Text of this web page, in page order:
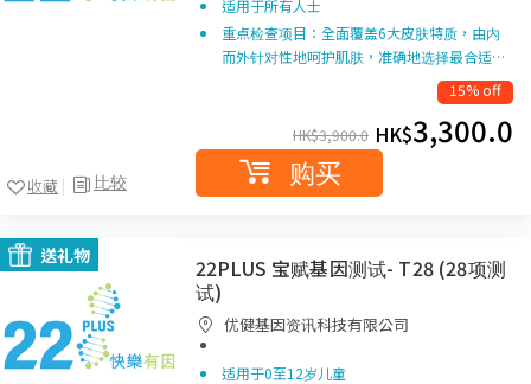
比较
收藏
适用于所有人士
重点检查项目：全面覆盖6大皮肤特质，由内
而外针对性地呵护肌肤，准确地选择最合适…
15% off
HK$3,900.0 HK$3,300.0
购买
送礼物
22PLUS 宝赋基因测试- T28 (28项测
试)
优健基因资讯科技有限公司
适用于0至12岁儿童